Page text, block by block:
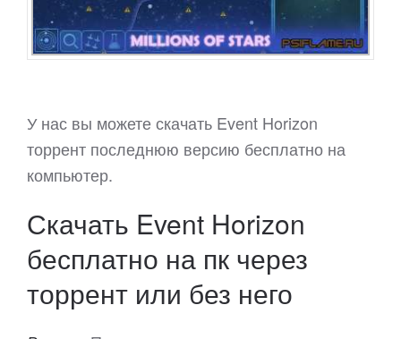
У нас вы можете скачать Event Horizon
торрент последнюю версию бесплатно на
компьютер.
Скачать Event Horizon
бесплатно на пк через
торрент или без него